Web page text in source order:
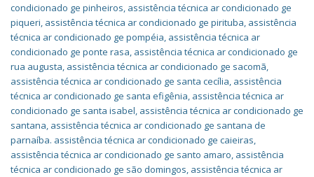
condicionado ge pinheiros, assistência técnica ar condicionado ge
piqueri, assistência técnica ar condicionado ge pirituba, assistência
técnica ar condicionado ge pompéia, assistência técnica ar
condicionado ge ponte rasa, assistência técnica ar condicionado ge
rua augusta, assistência técnica ar condicionado ge sacomã,
assistência técnica ar condicionado ge santa cecília, assistência
técnica ar condicionado ge santa efigênia, assistência técnica ar
condicionado ge santa isabel, assistência técnica ar condicionado ge
santana, assistência técnica ar condicionado ge santana de
parnaíba. assistência técnica ar condicionado ge caieiras,
assistência técnica ar condicionado ge santo amaro, assistência
técnica ar condicionado ge são domingos, assistência técnica ar